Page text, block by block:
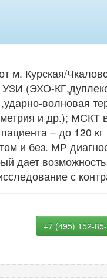
м. Курская/
УЗИ (ЭХО-
волновая
и др.); МСКТ
– до 120 кг
и без. МР
дает
с
+7 (495) 152-